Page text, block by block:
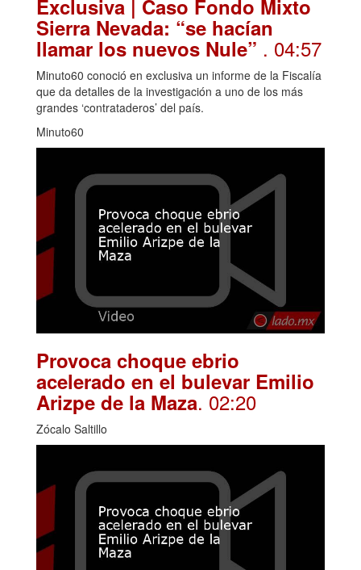
Exclusiva | Caso Fondo Mixto
Sierra Nevada: “se hacían
llamar los nuevos Nule” . 04:57
Minuto60 conoció en exclusiva un informe de la Fiscalía
que da detalles de la investigación a uno de los más
grandes ‘contrataderos’ del país.
Minuto60
Provoca choque ebrio
acelerado en el bulevar Emilio
Arizpe de la Maza. 02:20
Zócalo Saltillo